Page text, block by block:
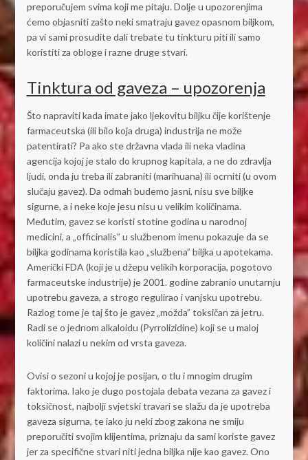
preporučujem svima koji me pitaju. Dolje u upozorenjima
ćemo objasniti zašto neki smatraju gavez opasnom biljkom,
pa vi sami prosudite dali trebate tu tinkturu piti ili samo
koristiti za obloge i razne druge stvari.
Tinktura od gaveza – upozorenja
Što napraviti kada imate jako ljekovitu biljku čije korištenje
farmaceutska (ili bilo koja druga) industrija ne može
patentirati? Pa ako ste državna vlada ili neka vladina
agencija kojoj je stalo do krupnog kapitala, a ne do zdravlja
ljudi, onda ju treba ili zabraniti (marihuana) ili ocrniti (u ovom
slučaju gavez). Da odmah budemo jasni, nisu sve biljke
sigurne, a i neke koje jesu nisu u velikim količinama.
Međutim, gavez se koristi stotine godina u narodnoj
medicini, a „officinalis” u službenom imenu pokazuje da se
biljka godinama koristila kao „službena” biljka u apotekama.
Američki FDA (koji je u džepu velikih korporacija, pogotovo
farmaceutske industrije) je 2001. godine zabranio unutarnju
upotrebu gaveza, a strogo regulirao i vanjsku upotrebu.
Razlog tome je taj što je gavez „možda” toksičan za jetru.
Radi se o jednom alkaloidu (Pyrrolizidine) koji se u maloj
količini nalazi u nekim od vrsta gaveza.
Ovisi o sezoni u kojoj je posijan, o tlu i mnogim drugim
faktorima. Iako je dugo postojala debata vezana za gavez i
toksičnost, najbolji svjetski travari se slažu da je upotreba
gaveza sigurna, te iako ju neki zbog zakona ne smiju
preporučiti svojim klijentima, priznaju da sami koriste gavez
jer za specifične stvari niti jedna biljka nije kao gavez. Ono